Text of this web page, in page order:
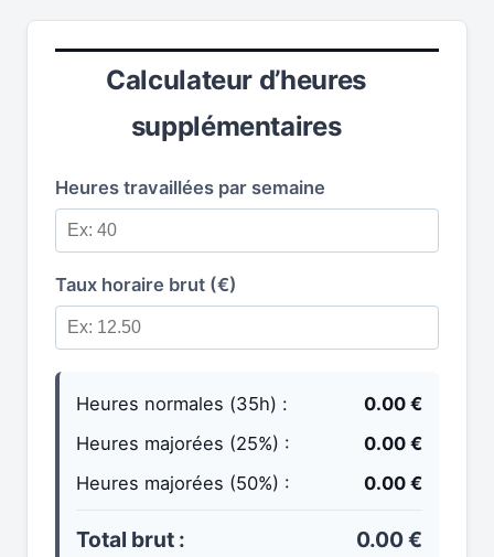
Calculateur d’heures
supplémentaires
Heures travaillées par semaine
Taux horaire brut (€)
Heures normales (35h) :
0.00 €
Heures majorées (25%) :
0.00 €
Heures majorées (50%) :
0.00 €
Total brut : 0.00 €